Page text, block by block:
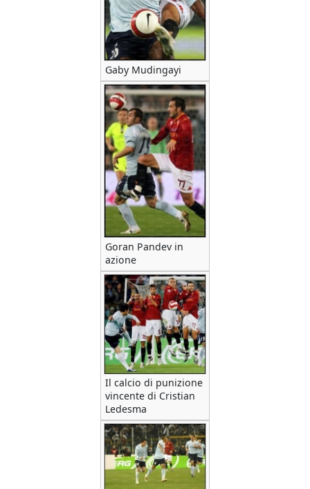
Gaby Mudingayi
Goran Pandev in
azione
Il calcio di punizione
vincente di Cristian
Ledesma